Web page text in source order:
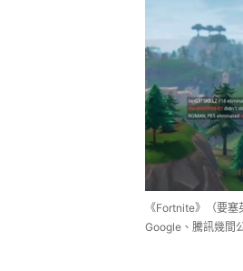
《Fortnite》（要
Google、騰訊幾間